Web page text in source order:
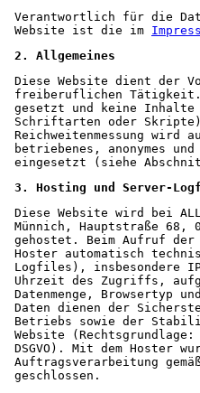
Verantwortlich für die
Website ist die im
2. Allgemeines
Diese Website dient der
freiberuflichen Tätigkeit.
gesetzt und keine
Schriftarten oder Skripte)
Reichweitenmessung
betriebenes, anonymes
eingesetzt (siehe
3. Hosting und Server-
Diese Website wird bei
Münnich, Hauptstraße 68,
gehostet. Beim Aufruf
Hoster automatisch
Logfiles), insbesondere
Uhrzeit des Zugriffs,
Datenmenge, Browsertyp
Daten dienen der
Betriebs sowie der
Website
DSGVO). Mit dem Hoster
Auftragsverarbeitung
geschlossen.